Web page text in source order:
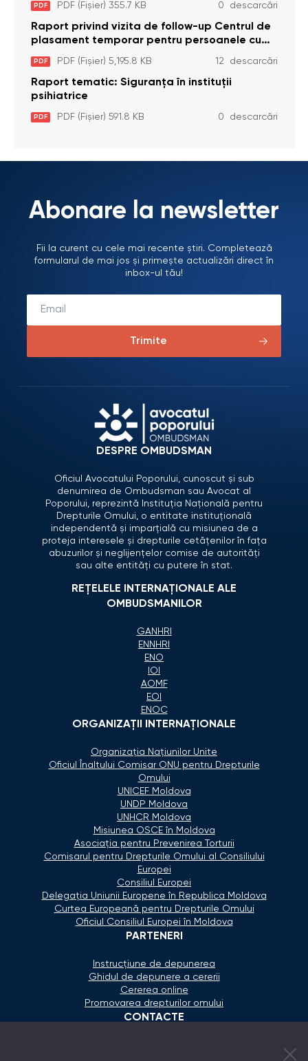
Brînzeni, r. Edineț, din data de 25 mai 2026
PDF PDF (Fișier) 355.7 KB 0 descarcări
Raport privind vizita de follow-up Centrul de
plasament temporar pentru persoanele cu
dizabilități (adulte) Bădiceni, Soroca (11 iunie
2026)
PDF PDF (Fișier) 5,195.8 KB 12 descarcări
Raport tematic: Siguranța în instituții
psihiatrice
PDF PDF (Fișier) 591.8 KB 0 descarcări
Abonare la newsletter
Fii la curent cu cele mai recente știri. Completează
formularul de mai jos și primește actualizări direct în
inbox-ul tău!
Trimite
DESPRE OMBUDSMAN
Oficiul Avocatului Poporului, cunoscut și sub
denumirea de Ombudsman sau Avocat al
Poporului, reprezintă Instituția Națională pentru
Drepturile Omului, o entitate instituțională
independentă și imparțială cu misiunea de a
proteja interesele și drepturile cetățenilor în fața
abuzurilor și neglijențelor comise de autorități
sau alte entități cu putere în stat.
REȚELELE INTERNAȚIONALE ALE
OMBUDSMANILOR
GANHRI
ENNHRI
ENO
IOI
AOMF
EOI
ENOC
ORGANIZAŢII INTERNAŢIONALE
Organizaţia Naţiunilor Unite
Oficiul Înaltului Comisar ONU pentru Drepturile
Omului
UNICEF Moldova
UNDP Moldova
UNHCR Moldova
Misiunea OSCE în Moldova
Asociaţia pentru Prevenirea Torturii
Comisarul pentru Drepturile Omului al Consiliului
Europei
Consiliul Europei
Delegaţia Uniunii Europene în Republica Moldova
Curtea Europeană pentru Drepturile Omului
Oficiul Consiliul Europei în Moldova
PARTENERI
Instrucțiune de depunerea
Ghidul de depunere a cererii
Cererea online
Promovarea drepturilor omului
CONTACTE